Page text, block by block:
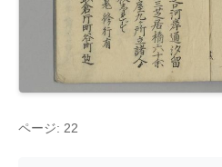
ページ: 22